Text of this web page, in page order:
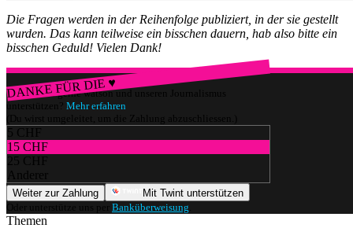
Die Fragen werden in der Reihenfolge publiziert, in der sie gestellt
wurden. Das kann teilweise ein bisschen dauern, hab also bitte ein
bisschen Geduld! Vielen Dank!
DANKE FÜR DIE ♥
Würdest du gerne watson und unseren Journalismus
unterstützen? Mehr erfahren
(Du wirst umgeleitet, um die Zahlung abzuschliessen.)
5 CHF
15 CHF
25 CHF
Anderer
Weiter zur Zahlung
Mit Twint unterstützen
Oder unterstütze uns per Banküberweisung
Themen